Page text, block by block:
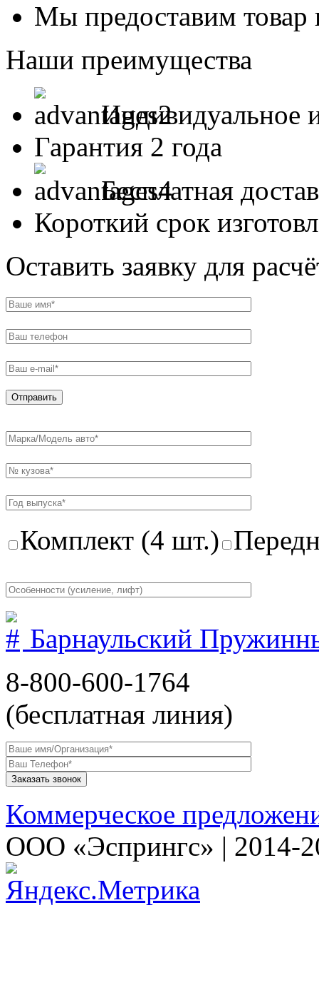
Мы предоставим товар
Наши преимущества
Индивидуальное
Гарантия 2 года
Бесплатная
Короткий срок
Оставить заявку для
Комплект (4 шт.)
Барнаульский
8-800-600-1764
(бесплатная линия)
Коммерческое
ООО «Эспрингс» | 2014-